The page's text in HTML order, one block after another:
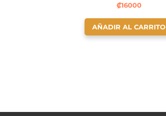
₡16000
AÑADIR AL CARRITO